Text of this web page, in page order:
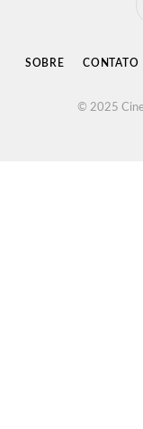
SOBRE CONTATO
© 2025 Cine